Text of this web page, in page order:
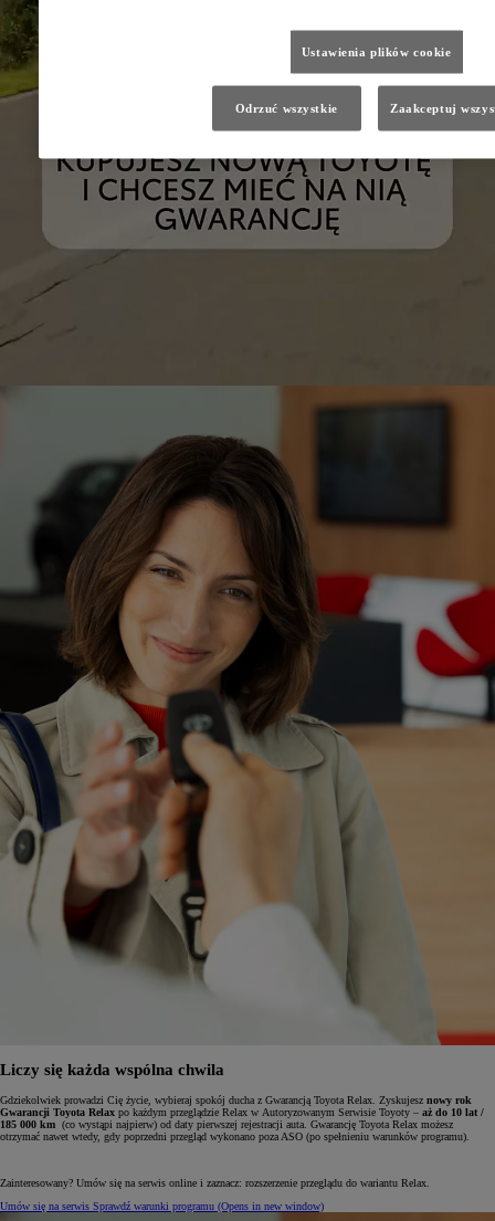
Liczy się każda wspólna chwila
Gdziekolwiek prowadzi Cię życie, wybieraj spokój ducha z Gwarancją Toyota Relax. Zyskujesz nowy rok
Gwarancji Toyota Relax po każdym przeglądzie Relax w Autoryzowanym Serwisie Toyoty – aż do 10 lat /
185 000 km (co wystąpi najpierw) od daty pierwszej rejestracji auta. Gwarancję Toyota Relax możesz
otrzymać nawet wtedy, gdy poprzedni przegląd wykonano poza ASO (po spełnieniu warunków programu).
Zainteresowany? Umów się na serwis online i zaznacz: rozszerzenie przeglądu do wariantu Relax.
Umów się na serwis Sprawdź warunki programu (Opens in new window)
Ustawienia plików cookie
Odrzuć wszystkie Zaakceptuj